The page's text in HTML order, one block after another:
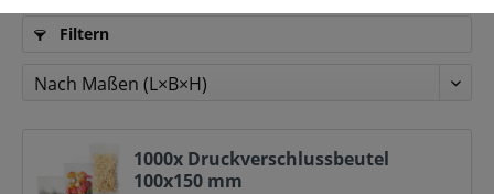
Filtern
1000x Druckverschlussbeutel
100x150 mm